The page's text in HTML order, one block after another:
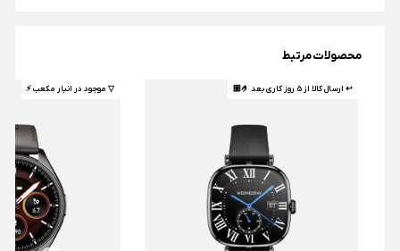
محصولات مرتبط
↩ ارسال کالا از 5 روز کاری بعد 🤌🏼 ▽ موجود در انبار مکعب ⚡️